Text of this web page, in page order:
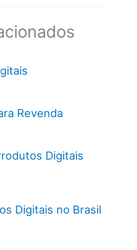
Revenda
Digitais
Digitais no Brasil